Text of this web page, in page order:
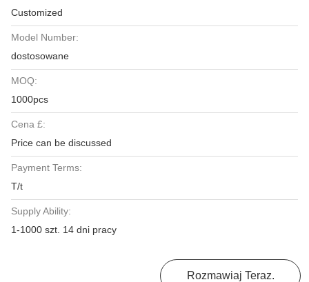
Customized
Model Number:
dostosowane
MOQ:
1000pcs
Cena £:
Price can be discussed
Payment Terms:
T/t
Supply Ability:
1-1000 szt. 14 dni pracy
Rozmawiaj Teraz.